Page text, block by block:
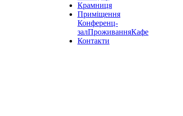
Крамниця
Приміщення
Конференц-
залПроживанняКафе
Контакти